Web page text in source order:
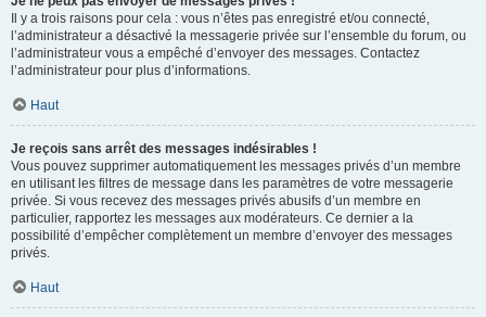
Il y a trois raisons pour cela : vous n’êtes pas enregistré et/ou connecté,
l’administrateur a désactivé la messagerie privée sur l’ensemble du forum, ou
l’administrateur vous a empêché d’envoyer des messages. Contactez
l’administrateur pour plus d’informations.
Haut
Je reçois sans arrêt des messages indésirables !
Vous pouvez supprimer automatiquement les messages privés d’un membre
en utilisant les filtres de message dans les paramètres de votre messagerie
privée. Si vous recevez des messages privés abusifs d’un membre en
particulier, rapportez les messages aux modérateurs. Ce dernier a la
possibilité d’empêcher complètement un membre d’envoyer des messages
privés.
Haut